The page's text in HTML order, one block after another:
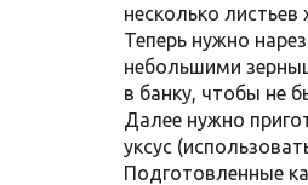
несколько
Теперь нужно
небольшими
в банку, чтобы не
Далее нужно
уксус
Подготовленные